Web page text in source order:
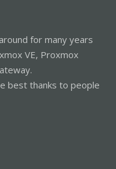
for many years
VE, Proxmox
best thanks to people